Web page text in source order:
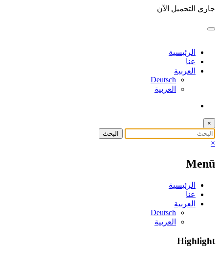
التجاوز
المحتوى
جاري التحميل الآن
الرئيسية
عنا
العربية
Deutsch
العربية
×
×
Menü
الرئيسية
عنا
العربية
Deutsch
العربية
Highlight